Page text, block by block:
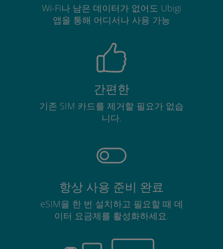
Wi-Fi나 남은 데이터가 없어도 Ubigi
앱을 통해 어디서나 사용 가능
간편한
기존 SIM 카드를 제거할 필요가 없습
니다.
항상 사용 준비 완료
eSIM을 한 번 설치하고 필요할 때 데
이터 요금제를 활성화하세요.